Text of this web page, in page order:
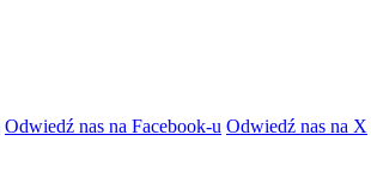
Odwiedź nas na Facebook-u Odwiedź nas na X